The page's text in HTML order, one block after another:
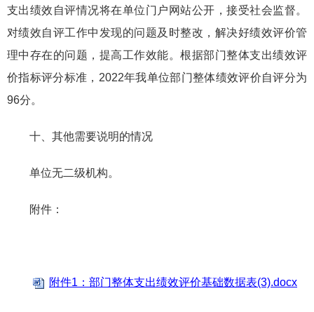
支出绩效自评情况将在单位门户网站公开，接受社会监督。
对绩效自评工作中发现的问题及时整改，解决好绩效评价管
理中存在的问题，提高工作效能。根据部门整体支出绩效评
价指标评分标准，2022年我单位部门整体绩效评价自评分为
96分。
十、其他需要说明的情况
单位无二级机构。
附件：
附件1：部门整体支出绩效评价基础数据表(3).docx